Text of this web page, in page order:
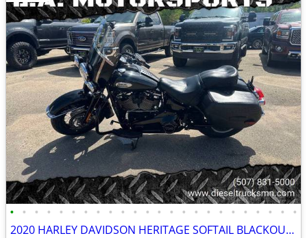
• • • • • • • • • • • • • • • • • • • • • • • •
2020 HARLEY DAVIDSON HERITAGE SOFTAIL BLACKOUT 114" 9418 MILES